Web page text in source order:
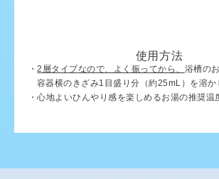
使用方法
・2層タイプなので、よく振ってから、 浴槽の
容器横のきざみ1目盛り分（約25mL）を溶か
・心地よいひんやり感を楽しめるお湯の推奨温